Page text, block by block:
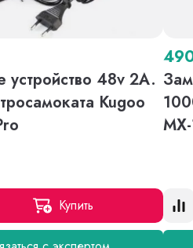
устройство 48v 2A.
Kugoo
Купить